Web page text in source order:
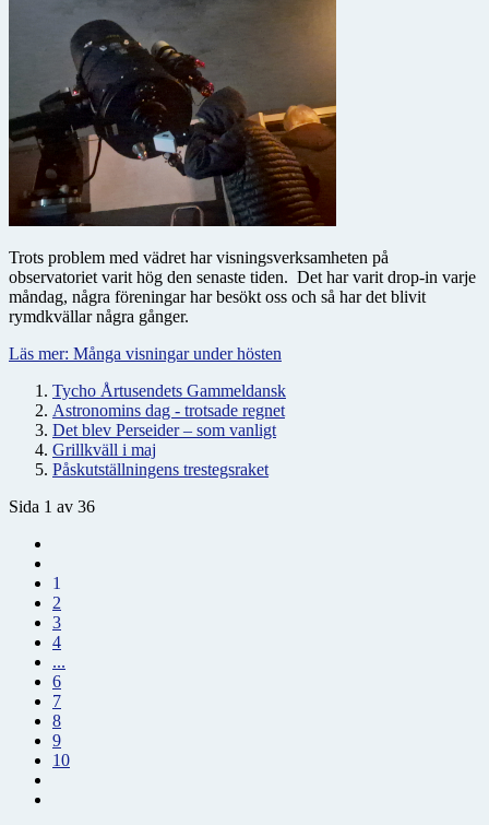
Trots problem med vädret har visningsverksamheten på
observatoriet varit hög den senaste tiden. Det har varit drop-in varje
måndag, några föreningar har besökt oss och så har det blivit
rymdkvällar några gånger.
Läs mer: Många visningar under hösten
Tycho Årtusendets Gammeldansk
Astronomins dag - trotsade regnet
Det blev Perseider – som vanligt
Grillkväll i maj
Påskutställningens trestegsraket
Sida 1 av 36
1
2
3
4
...
6
7
8
9
10